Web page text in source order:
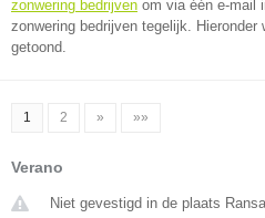
zonwering bedrijven om via één e-mail
zonwering bedrijven tegelijk. Hieronder
getoond.
1 2 » »»
Verano
Niet gevestigd in de plaats